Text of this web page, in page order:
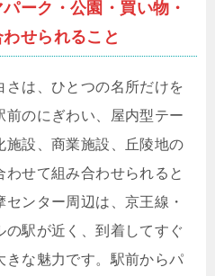
ーク・公園・買い物・
せられること
は、ひとつの名所だけを
前のにぎわい、屋内型テー
施設、商業施設、丘陵地の
せて組み合わせられると
ンター周辺は、京王線・
駅が近く、到着してすぐ
きな魅力です。駅前からパ